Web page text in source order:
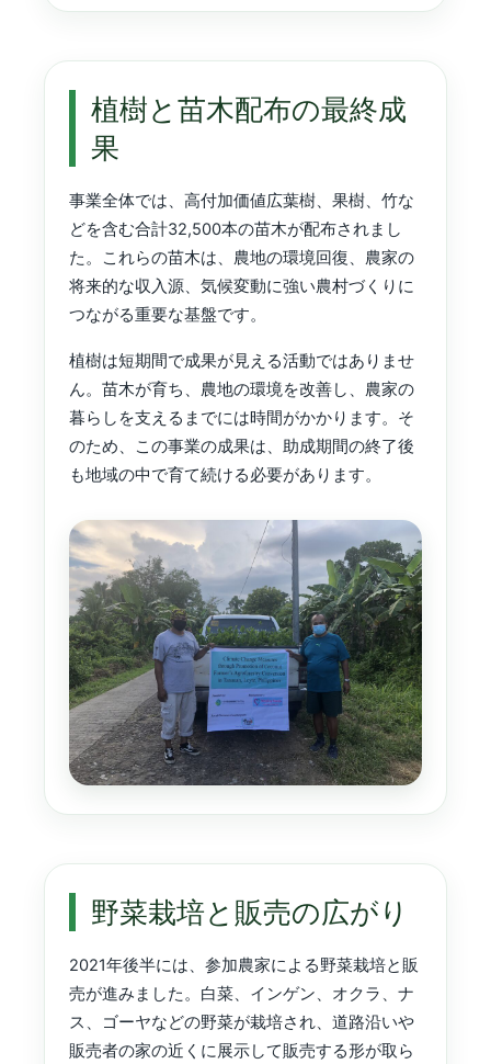
植樹と苗木配布の最終成
果
事業全体では、高付加価値広葉樹、果樹、竹な
どを含む合計32,500本の苗木が配布されまし
た。これらの苗木は、農地の環境回復、農家の
将来的な収入源、気候変動に強い農村づくりに
つながる重要な基盤です。
植樹は短期間で成果が見える活動ではありませ
ん。苗木が育ち、農地の環境を改善し、農家の
暮らしを支えるまでには時間がかかります。そ
のため、この事業の成果は、助成期間の終了後
も地域の中で育て続ける必要があります。
野菜栽培と販売の広がり
2021年後半には、参加農家による野菜栽培と販
売が進みました。白菜、インゲン、オクラ、ナ
ス、ゴーヤなどの野菜が栽培され、道路沿いや
販売者の家の近くに展示して販売する形が取ら